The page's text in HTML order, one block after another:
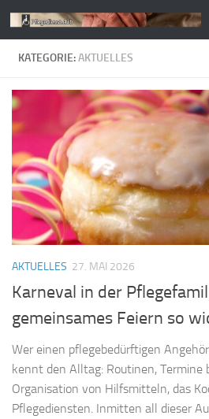
Zum Inhalt springen
KATEGORIE:AKTUELLES
AKTUELLES 27. MAI 2026
Karneval in der
gemeinsames Feiern so
Wer einen pflegebedürftigen
kennt den Alltag: Routinen, Termine
Organisation von Hilfsmitteln, das
Pflegediensten. Inmitten all dieser